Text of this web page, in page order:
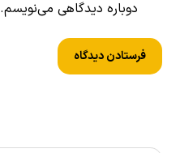
دوباره دیدگاهی می‌نویسم.